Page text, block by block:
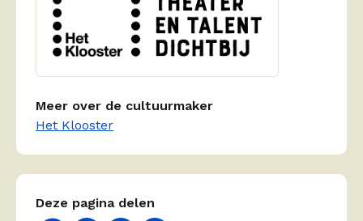
Meer over de cultuurmaker
Het Klooster
Deze pagina delen